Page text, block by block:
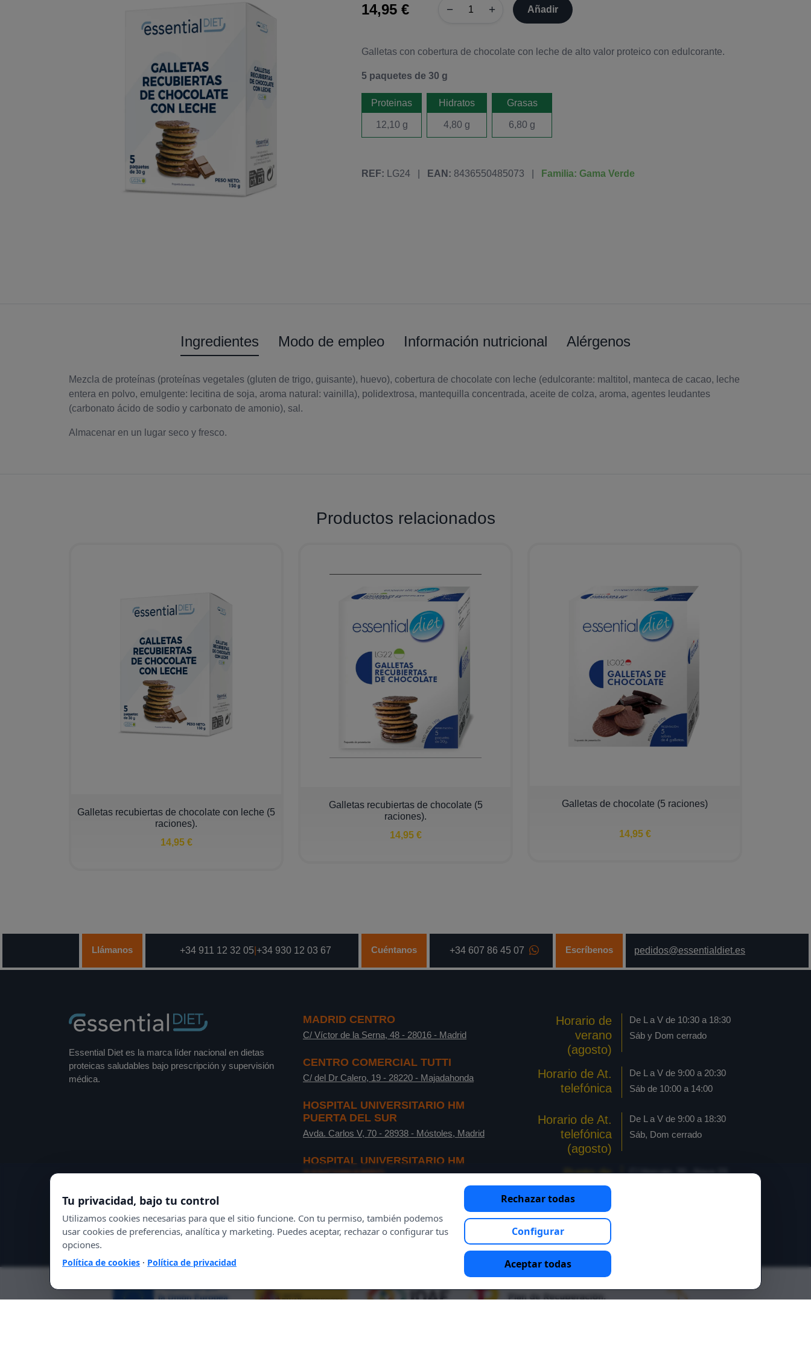
14,95 € − + Añadir
Galletas con cobertura de chocolate con leche de alto valor proteico con edulcorante.
5 paquetes de 30 g
Proteinas
12,10 g
Hidratos
4,80 g
Grasas
6,80 g
REF: LG24 EAN: 8436550485073 Familia: Gama Verde
Ingredientes Modo de empleo Información nutricional Alérgenos
Mezcla de proteínas (proteínas vegetales (gluten de trigo, guisante), huevo), cobertura de chocolate con leche (edulcorante: maltitol, manteca de cacao, leche
entera en polvo, emulgente: lecitina de soja, aroma natural: vainilla), polidextrosa, mantequilla concentrada, aceite de colza, aroma, agentes leudantes
(carbonato ácido de sodio y carbonato de amonio), sal.
Almacenar en un lugar seco y fresco.
Productos relacionados
Galletas recubiertas de chocolate con leche (5
raciones).
14,95 €
Galletas recubiertas de chocolate (5
raciones).
14,95 €
Galletas de chocolate (5 raciones)
14,95 €
Llámanos +34 911 12 32 05 +34 930 12 03 67 Cuéntanos +34 607 86 45 07 Escríbenos pedidos@essentialdiet.es
Essential Diet es la marca líder nacional en dietas
proteicas saludables bajo prescripción y supervisión
médica.
MADRID CENTRO
C/ Víctor de la Serna, 48 - 28016 - Madrid
CENTRO COMERCIAL TUTTI
C/ del Dr Calero, 19 - 28220 - Majadahonda
HOSPITAL UNIVERSITARIO HM
PUERTA DEL SUR
Avda. Carlos V, 70 - 28938 - Móstoles, Madrid
HOSPITAL UNIVERSITARIO HM
SANCHINARRO
Horario de
verano
(agosto)
De L a V de 10:30 a 18:30
Sáb y Dom cerrado
Horario de At.
telefónica
De L a V de 9:00 a 20:30
Sáb de 10:00 a 14:00
Horario de At.
telefónica
(agosto)
De L a V de 9:00 a 18:30
Sáb, Dom cerrado
Punto de
recogida
pedido online
Pinto
C/ Horcajo, 20 - Nave 23
Tu privacidad, bajo tu control
Utilizamos cookies necesarias para que el sitio funcione. Con tu permiso, también podemos
usar cookies de preferencias, analítica y marketing. Puedes aceptar, rechazar o configurar tus
opciones.
Política de cookies · Política de privacidad
Rechazar todas
Configurar
Aceptar todas